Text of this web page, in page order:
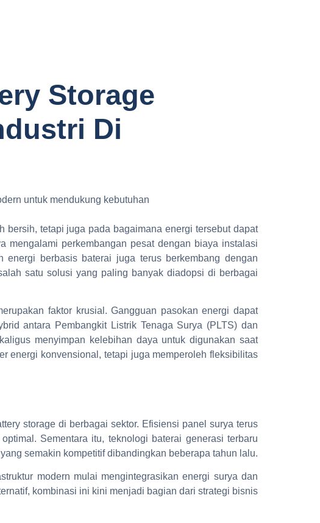
Storage
Di
tetapi juga pada bagaimana energi tersebut dapat
mengalami perkembangan pesat dengan biaya instalasi
berbasis baterai juga terus berkembang dengan
satu solusi yang paling banyak diadopsi di berbagai
faktor krusial. Gangguan pasokan energi dapat
antara Pembangkit Listrik Tenaga Surya (PLTS) dan
menyimpan kelebihan daya untuk digunakan saat
energi konvensional, tetapi juga memperoleh fleksibilitas
storage di berbagai sektor. Efisiensi panel surya terus
Sementara itu, teknologi baterai generasi terbaru
semakin kompetitif dibandingkan beberapa tahun lalu.
modern mulai mengintegrasikan energi surya dan
kombinasi ini kini menjadi bagian dari strategi bisnis